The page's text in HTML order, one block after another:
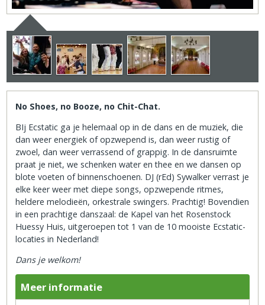
No Shoes, no Booze, no Chit-Chat.
BIj Ecstatic ga je helemaal op in de dans en de muziek, die
dan weer energiek of opzwepend is, dan weer rustig of
zwoel, dan weer verrassend of grappig. In de dansruimte
praat je niet, we schenken water en thee en we dansen op
blote voeten of binnenschoenen. DJ (rEd) Sywalker verrast je
elke keer weer met diepe songs, opzwepende ritmes,
heldere melodieën, orkestrale swingers. Prachtig! Bovendien
in een prachtige danszaal: de Kapel van het Rosenstock
Huessy Huis, uitgeroepen tot 1 van de 10 mooiste Ecstatic-
locaties in Nederland!
Dans je welkom!
Meer informatie